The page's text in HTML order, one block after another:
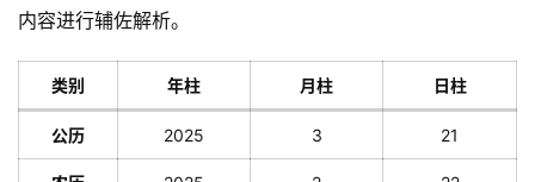
会
内容进行辅佐解析。
类别 年柱 月柱 日柱
公历 2025 3 21